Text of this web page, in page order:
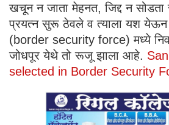
खचून न जाता मेहनत, जिद्द न
प्रयत्न सुरू ठेवले व त्याला यश येऊन
(border security force) मध्ये
जोधपूर येथे तो रूजू झाला आहे.
selected in Border Security